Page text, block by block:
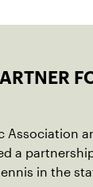
Association
a
in the